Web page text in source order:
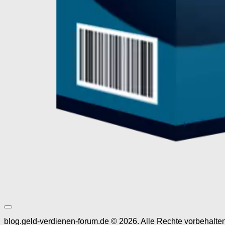
blog.geld-verdienen-forum.de © 2026. Alle Rechte